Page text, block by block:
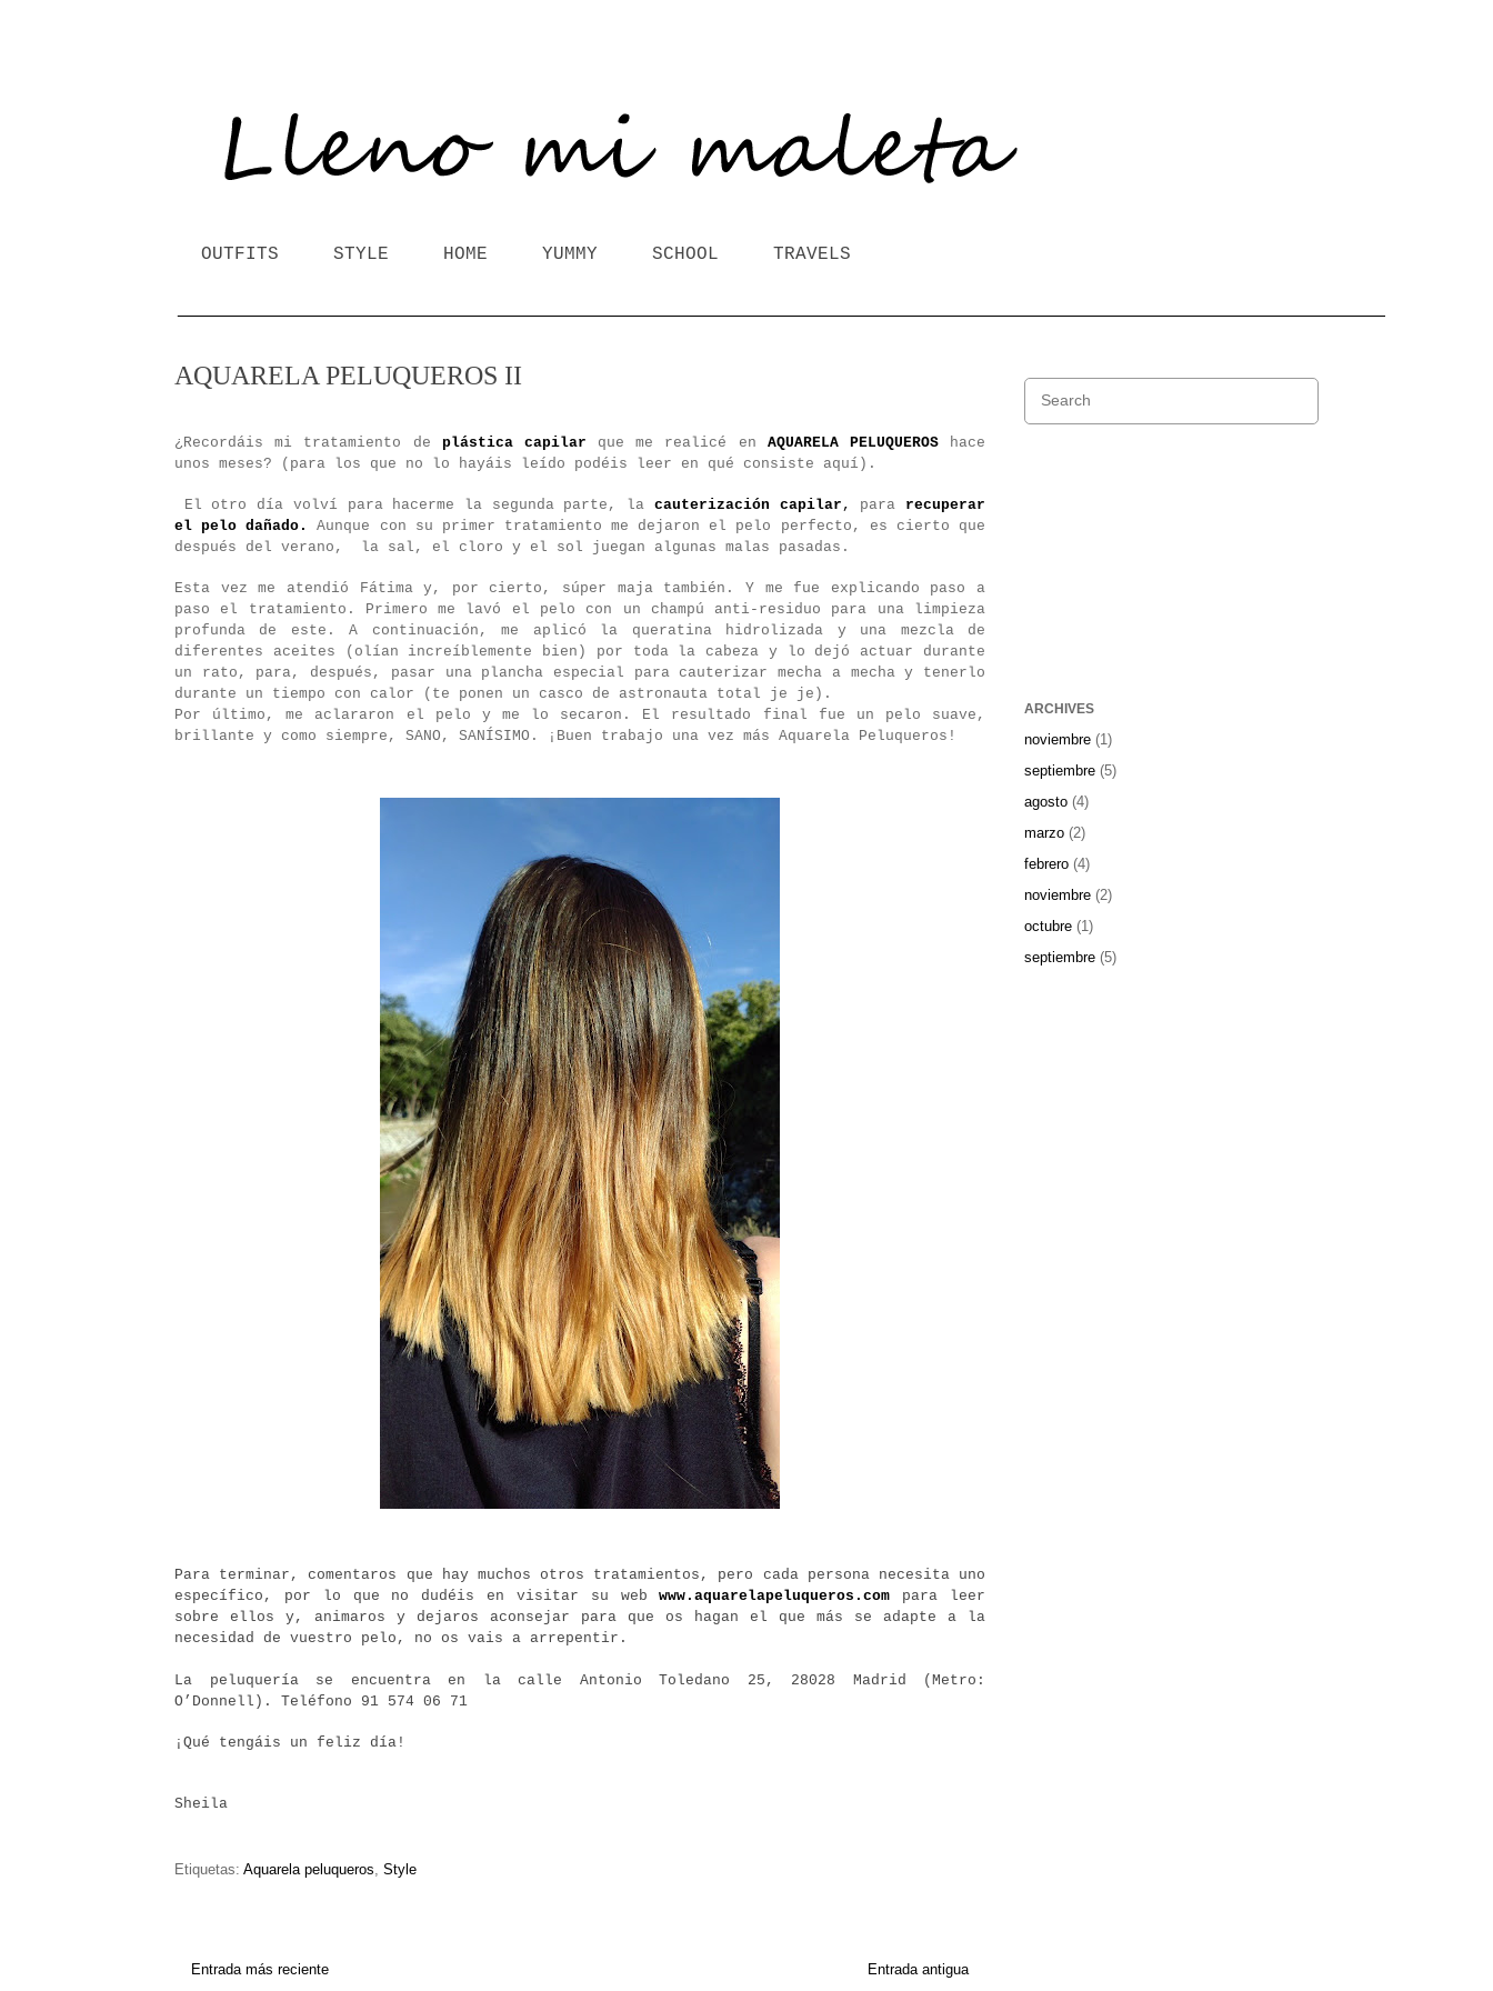
OUTFITS STYLE HOME YUMMY SCHOOL TRAVELS
AQUARELA PELUQUEROS II
¿Recordáis mi tratamiento de plástica capilar que me realicé en AQUARELA PELUQUEROShace
unos meses? (para los que no lo hayáis leído podéis leer en qué consiste aquí).
El otro día volví para hacerme la segunda parte, la cauterización capilar , para recuperar
el pelo dañado.
Aunque con su primer tratamiento me dejaron el pelo perfecto, es cierto que
después del verano,
la sal, el cloro y el sol juegan algunas malas pasadas.
Esta vez me atendió Fátima y, por cierto, súper maja también. Y me fue explicando paso a
paso el tratamiento. Primero me lavó el pelo con un champú anti-residuo para una limpieza
profunda de este. A continuación, me aplicó la queratina hidrolizada y una mezcla de
diferentes aceites (olían increíblemente bien) por toda la cabeza y lo dejó actuar durante
un rato, para, después, pasar una plancha especial para cauterizar mecha a mecha y tenerlo
durante un tiempo con calor (te ponen un casco de astronauta total je je).
Por último, me aclararon el pelo y me lo secaron. El resultado final fue un pelo suave,
brillante y como siempre, SANO, SANÍSIMO. ¡Buen trabajo una vez más Aquarela Peluqueros!
Para terminar, comentaros que hay muchos otros tratamientos, pero cada persona necesita uno
específico, por lo que no dudéis en visitar su webwww.aquarelapeluqueros.com
para leer
sobre ellos y, animaros y dejaros aconsejar para que os hagan el que más se adapte a la
necesidad de vuestro pelo, no os vais a arrepentir.
La peluquería se encuentra en la calle Antonio Toledano 25, 28028 Madrid (Metro:
O’Donnell). Teléfono 91 574 06 71
¡Qué tengáis un feliz día!
Sheila
Etiquetas: Aquarela peluqueros Style
Entrada más reciente Entrada antigua
ARCHIVES
noviembre (1)
septiembre (5)
agosto (4)
marzo (2)
febrero (4)
noviembre (2)
octubre (1)
septiembre (5)